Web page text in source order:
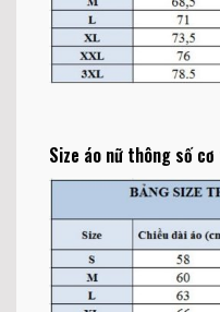
Size áo nữ thông số